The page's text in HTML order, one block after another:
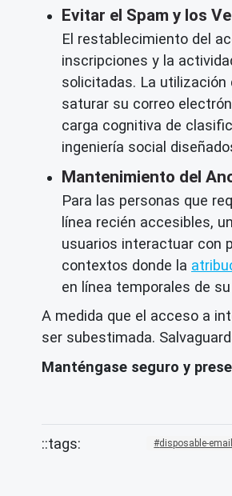
Evitar el Spam y los
El restablecimiento del
inscripciones y la
solicitadas. La utilización
saturar su correo
carga cognitiva de
ingeniería social
Mantenimiento del
Para las personas que
línea recién accesibles, un
usuarios interactuar con
contextos donde la
en línea temporales de
A medida que el acceso a
ser subestimada.
Manténgase seguro y
disposable-email